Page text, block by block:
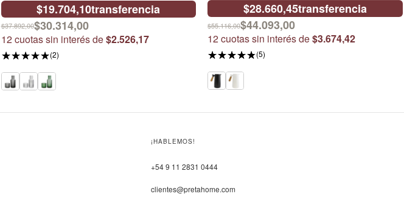
$19.704,10transferencia
$37.892,00$30.314,00
12cuotas sin interés de$2.526,17
(2)
$28.660,45transferencia
$55.116,00$44.093,00
12cuotas sin interés de$3.674,42
(5)
¡HABLEMOS!
+54 9 11 2831 0444
clientes@pretahome.com